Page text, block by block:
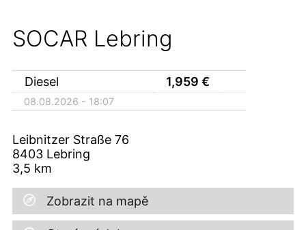
SOCAR Lebring
Diesel 1,959 €
08.08.2026 - 18:07
Leibnitzer Straße 76
8403 Lebring
3,5 km
Zobrazit na mapě